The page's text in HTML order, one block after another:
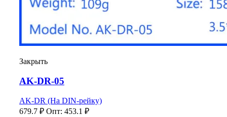
Закрыть
AK-DR-05
AK-DR (На DIN-рейку)
679.7 ₽ Опт: 453.1 ₽